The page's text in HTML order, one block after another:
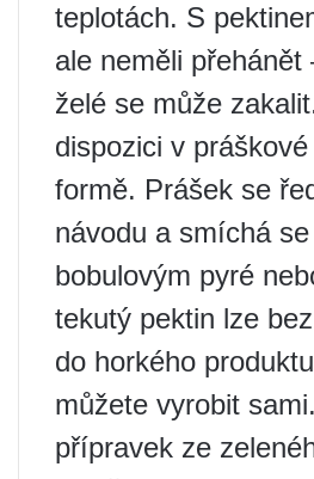
teplotách. S
ale neměli přehánět
želé se může
dispozici v
formě. Prášek se
návodu a smíchá
bobulovým pyré
tekutý pektin lze
do horkého
můžete vyrobit
přípravek ze